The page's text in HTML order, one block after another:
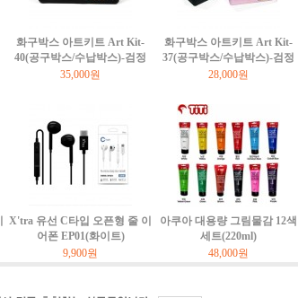
화구박스 아트키트 Art Kit-
40(공구박스/수납박스)-검정
35,000원
화구박스 아트키트 Art Kit-
37(공구박스/수납박스)-검정
28,000원
X'tra 유선 C타입 오픈형 줄 이
어폰 EP01(화이트)
9,900원
아쿠아 대용량 그림물감 12색
세트(220ml)
48,000원